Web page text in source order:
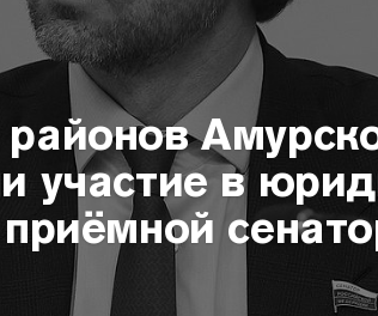
участие в